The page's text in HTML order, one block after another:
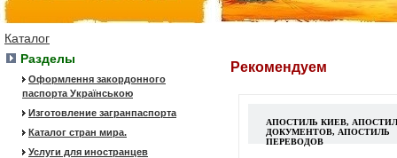
Каталог
Разделы
Оформлення закордонного
паспорта Українською
Изготовление загранпаспорта
Каталог стран мира.
Услуги для иностранцев
Рекомендуем
АПОСТИЛЬ КИЕВ,
ДОКУМЕНТОВ, АПОСТИЛЬ
ПЕРЕВОДОВ